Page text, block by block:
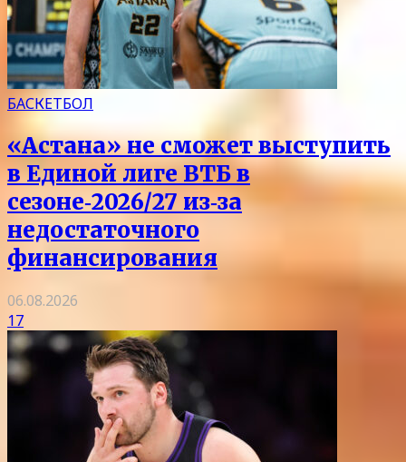
БАСКЕТБОЛ
«Астана» не сможет выступить
в Единой лиге ВТБ в
сезоне‑2026/27 из‑за
недостаточного
финансирования
06.08.2026
17